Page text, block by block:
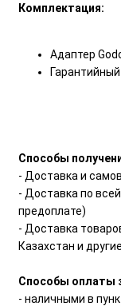
Комплектация:
Адаптер
Способы
- Доставка и
- Доставка по
предоплате)
- Доставка
Казахстан и
Способы оплаты
- наличными в